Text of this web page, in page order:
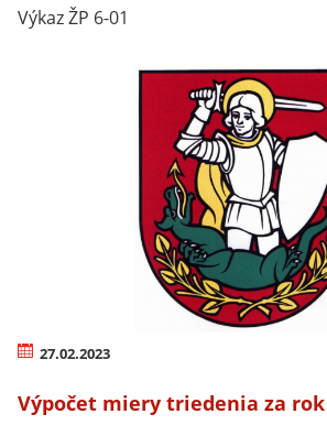
Výkaz ŽP 6-01
27.02.2023
Výpočet miery triedenia za rok